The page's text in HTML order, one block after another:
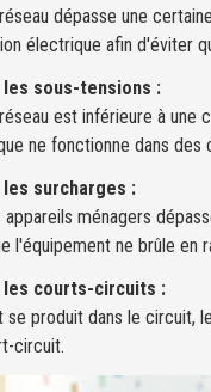
dépasse une
électrique afin d'éviter
sous-tensions :
est inférieure à
ne fonctionne dans
surcharges :
appareils ménagers
l'équipement ne brûle en
courts-circuits :
se produit dans le circuit,
circuit.